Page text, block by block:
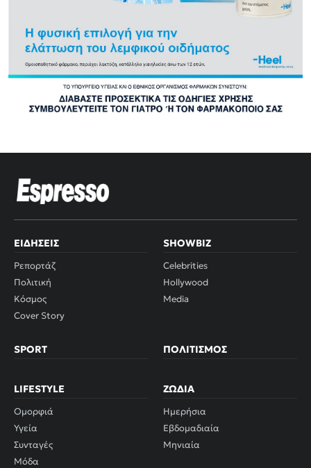
ΕΙΔΉΣΕΙΣ
Ρεπορτάζ
Πολιτική
Κόσμος
Cover Story
SHOWBIZ
Celebrities
Hollywood
Media
SPORT ΠΟΛΙΤΙΣΜΌΣ
LIFESTYLE
Ομορφιά
Υγεία
Συνταγές
Μόδα
ΖΏΔΙΑ
Ημερήσια
Εβδομαδιαία
Μηνιαία